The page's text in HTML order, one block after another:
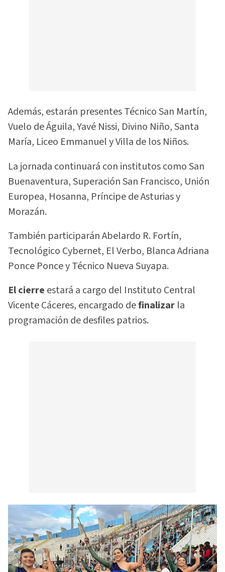
Además, estarán presentes Técnico San Martín,
Vuelo de Águila, Yavé Nissi, Divino Niño, Santa
María, Liceo Emmanuel y Villa de los Niños.
La jornada continuará con institutos como San
Buenaventura, Superación San Francisco, Unión
Europea, Hosanna, Príncipe de Asturias y
Morazán.
También participarán Abelardo R. Fortín,
Tecnológico Cybernet, El Verbo, Blanca Adriana
Ponce Ponce y Técnico Nueva Suyapa.
El cierre estará a cargo del Instituto Central
Vicente Cáceres, encargado definalizar la
programación de desfiles patrios.